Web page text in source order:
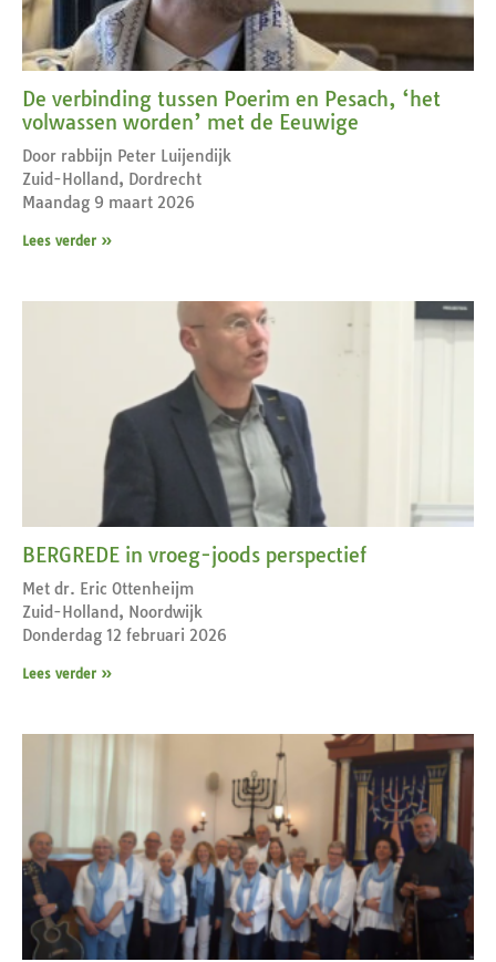
De verbinding tussen Poerim en Pesach, ‘het
volwassen worden’ met de Eeuwige
Door rabbijn Peter Luijendijk
Zuid-Holland, Dordrecht
Maandag 9 maart 2026
Lees verder »
BERGREDE in vroeg-joods perspectief
Met dr. Eric Ottenheijm
Zuid-Holland, Noordwijk
Donderdag 12 februari 2026
Lees verder »